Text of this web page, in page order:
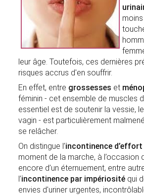
leur âge. Toutefois, ces dernières
risques accrus d'en souffrir.
En effet, entre grossesses et
féminin - cet ensemble de muscles
essentiel est de soutenir la vessie,
vagin - est particulièrement
se relâcher.
On distingue l’incontinence d’effort
moment de la marche, à l’occasion
encore d’un éternuement, entre
l’incontinence par impériosité qui
envies d'uriner urgentes,